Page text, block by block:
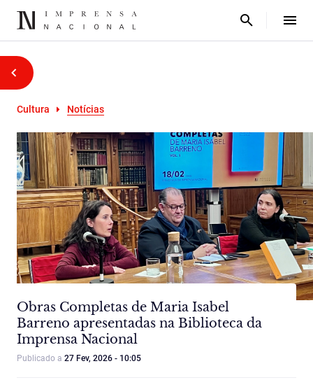
Cultura Notícias
Obras Completas de Maria Isabel
Barreno apresentadas na Biblioteca da
Imprensa Nacional
Publicado a 27 Fev, 2026 - 10:05